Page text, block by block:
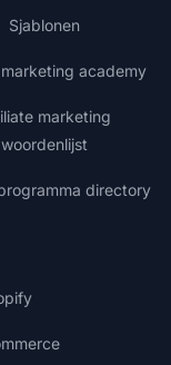
Sjablonen
academy
marketing
woordenlijst
directory